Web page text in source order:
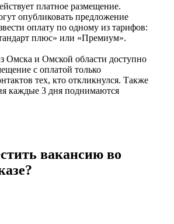
платное размещение.
опубликовать предложение
оплату по одному из тарифов:
плюс» или «Премиум».
Омска и Омской области доступно
с оплатой только
тех, кто откликнулся. Также
каждые 3 дня поднимаются
вакансию во